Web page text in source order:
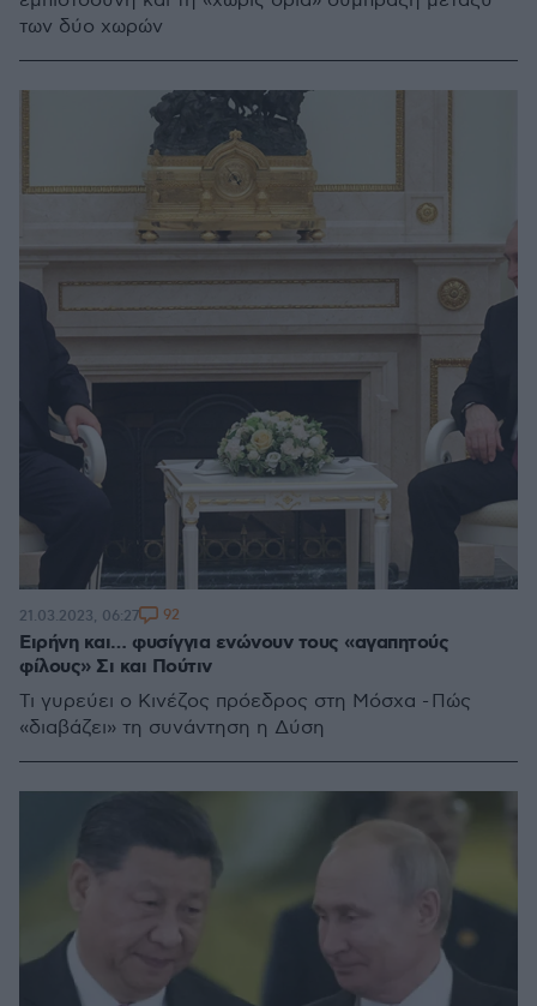
των δύο χωρών
Ειρήνη και… φυσίγγια ενώνουν τους «αγαπητούς
φίλους» Σι και Πούτιν
Τι γυρεύει ο Κινέζος πρόεδρος στη Μόσχα - Πώς
«διαβάζει» τη συνάντηση η Δύση
21.03.2023, 06:27 92